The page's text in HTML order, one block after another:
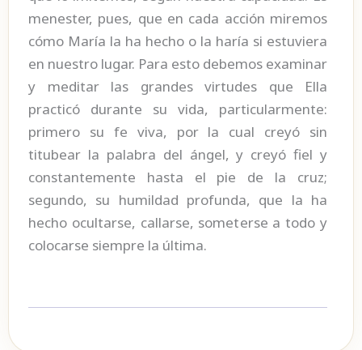
menester, pues, que en cada acción miremos
cómo María la ha hecho o la haría si estuviera
en nuestro lugar. Para esto debemos examinar
y meditar las grandes virtudes que Ella
practicó durante su vida, particularmente:
primero su fe viva, por la cual creyó sin
titubear la palabra del ángel, y creyó fiel y
constantemente hasta el pie de la cruz;
segundo, su humildad profunda, que la ha
hecho ocultarse, callarse, someterse a todo y
colocarse siempre la última.